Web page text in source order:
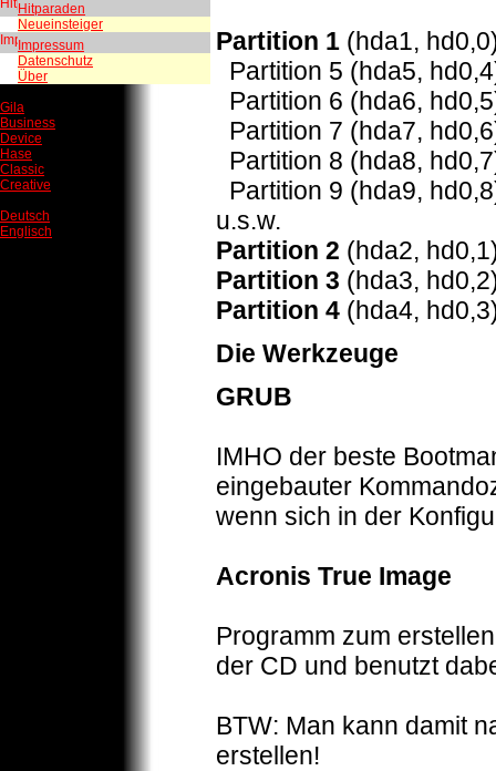
Hitparaden
Neueinsteiger
Impressum
Datenschutz
Über
Gila
Business
Device
Hase
Classic
Creative
Deutsch
Englisch
Partition 1 (hda1,
Partition 5 (hda5,
Partition 6 (hda6,
Partition 7 (hda7,
Partition 8 (hda8,
Partition 9 (hda9,
u.s.w.
Partition 2 (hda2,
Partition 3 (hda3,
Partition 4 (hda4,
Die Werkzeuge
GRUB
IMHO der beste
eingebauter
wenn sich in der
Acronis True Image
Programm zum
der CD und benutzt
BTW: Man kann damit
erstellen!